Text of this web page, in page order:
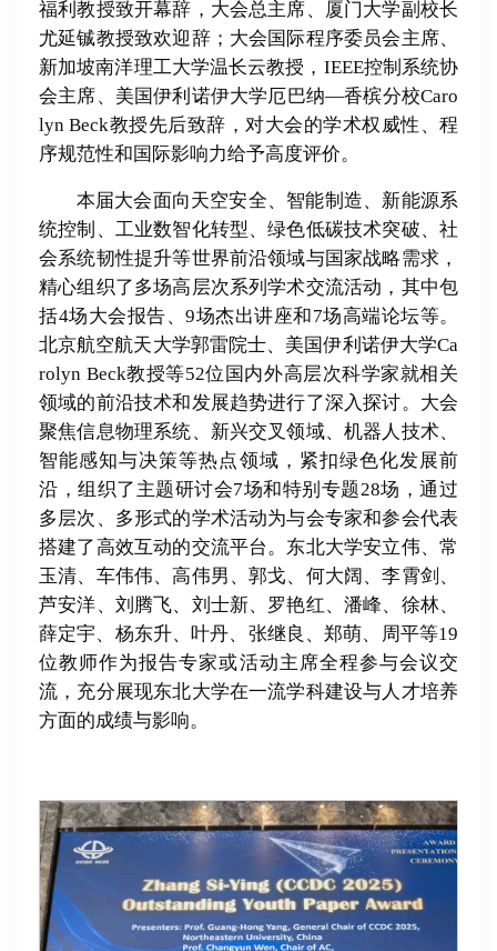
福利教授致开幕辞，大会总主席、厦门大学副校长
尤延铖教授致欢迎辞；大会国际程序委员会主席、
新加坡南洋理工大学温长云教授，IEEE控制系统协
会主席、美国伊利诺伊大学厄巴纳—香槟分校Caro
lyn Beck教授先后致辞，对大会的学术权威性、程
序规范性和国际影响力给予高度评价。
本届大会面向天空安全、智能制造、新能源系
统控制、工业数智化转型、绿色低碳技术突破、社
会系统韧性提升等世界前沿领域与国家战略需求，
精心组织了多场高层次系列学术交流活动，其中包
括4场大会报告、9场杰出讲座和7场高端论坛等。
北京航空航天大学郭雷院士、美国伊利诺伊大学Ca
rolyn Beck教授等52位国内外高层次科学家就相关
领域的前沿技术和发展趋势进行了深入探讨。大会
聚焦信息物理系统、新兴交叉领域、机器人技术、
智能感知与决策等热点领域，紧扣绿色化发展前
沿，组织了主题研讨会7场和特别专题28场，通过
多层次、多形式的学术活动为与会专家和参会代表
搭建了高效互动的交流平台。东北大学安立伟、常
玉清、车伟伟、高伟男、郭戈、何大阔、李霄剑、
芦安洋、刘腾飞、刘士新、罗艳红、潘峰、徐林、
薛定宇、杨东升、叶丹、张继良、郑萌、周平等19
位教师作为报告专家或活动主席全程参与会议交
流，充分展现东北大学在一流学科建设与人才培养
方面的成绩与影响。